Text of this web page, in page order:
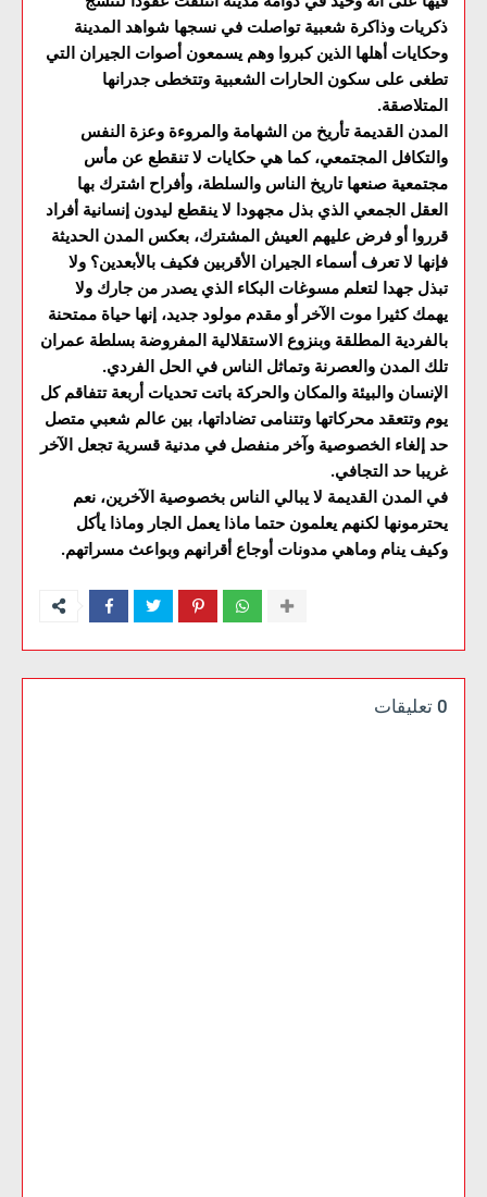
ذكريات وذاكرة شعبية تواصلت في نسجها شواهد المدينة
وحكايات أهلها الذين كبروا وهم يسمعون أصوات الجيران التي
تطغى على سكون الحارات الشعبية وتتخطى جدرانها
المتلاصقة.
المدن القديمة تأريخ من الشهامة والمروءة وعزة النفس
والتكافل المجتمعي، كما هي حكايات لا تنقطع عن مأس
مجتمعية صنعها تاريخ الناس والسلطة، وأفراح اشترك بها
العقل الجمعي الذي بذل مجهودا لا ينقطع ليدون إنسانية أفراد
قرروا أو فرض عليهم العيش المشترك، بعكس المدن الحديثة
فإنها لا تعرف أسماء الجيران الأقربين فكيف بالأبعدين؟ ولا
تبذل جهدا لتعلم مسوغات البكاء الذي يصدر من جارك ولا
يهمك كثيرا موت الآخر أو مقدم مولود جديد، إنها حياة ممتحنة
بالفردية المطلقة وبنزوع الاستقلالية المفروضة بسلطة عمران
تلك المدن والعصرنة وتماثل الناس في الحل الفردي.
الإنسان والبيئة والمكان والحركة باتت تحديات أربعة تتفاقم كل
يوم وتتعقد محركاتها وتتنامى تضاداتها، بين عالم شعبي متصل
حد إلغاء الخصوصية وآخر منفصل في مدنية قسرية تجعل الآخر
غريبا حد التجافي.
في المدن القديمة لا يبالي الناس بخصوصية الآخرين، نعم
يحترمونها لكنهم يعلمون حتما ماذا يعمل الجار وماذا يأكل
وكيف ينام وماهي مدونات أوجاع أقرانهم وبواعث مسراتهم.
0 تعليقات